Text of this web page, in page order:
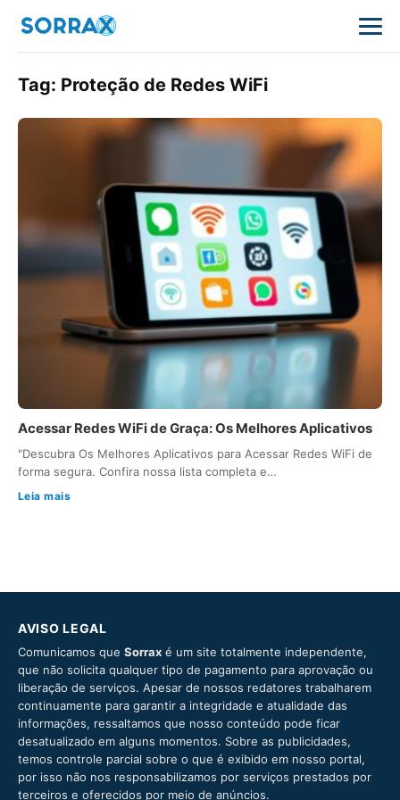
Tag: Proteção de Redes WiFi
Acessar Redes WiFi de Graça: Os Melhores Aplicativos
"Descubra Os Melhores Aplicativos para Acessar Redes WiFi de
forma segura. Confira nossa lista completa e…
Leia mais
AVISO LEGAL
Comunicamos que Sorrax é um site totalmente independente,
que não solicita qualquer tipo de pagamento para aprovação ou
liberação de serviços. Apesar de nossos redatores trabalharem
continuamente para garantir a integridade e atualidade das
informações, ressaltamos que nosso conteúdo pode ficar
desatualizado em alguns momentos. Sobre as publicidades,
temos controle parcial sobre o que é exibido em nosso portal,
por isso não nos responsabilizamos por serviços prestados por
terceiros e oferecidos por meio de anúncios.